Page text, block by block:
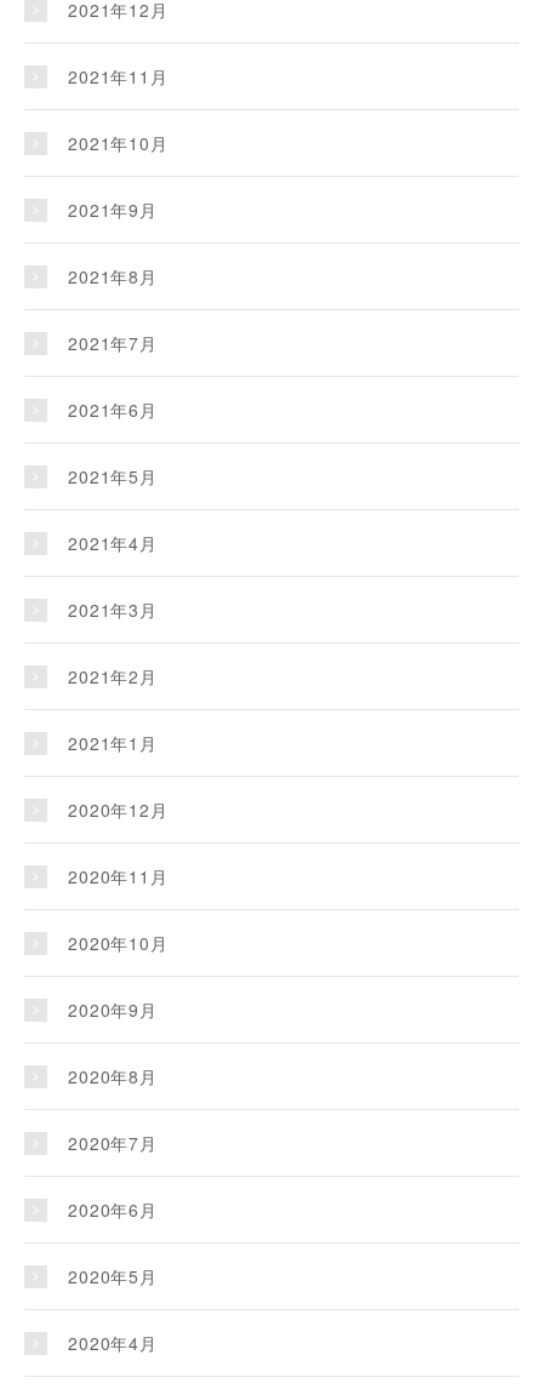
2021年12月
2021年11月
2021年10月
2021年9月
2021年8月
2021年7月
2021年6月
2021年5月
2021年4月
2021年3月
2021年2月
2021年1月
2020年12月
2020年11月
2020年10月
2020年9月
2020年8月
2020年7月
2020年6月
2020年5月
2020年4月